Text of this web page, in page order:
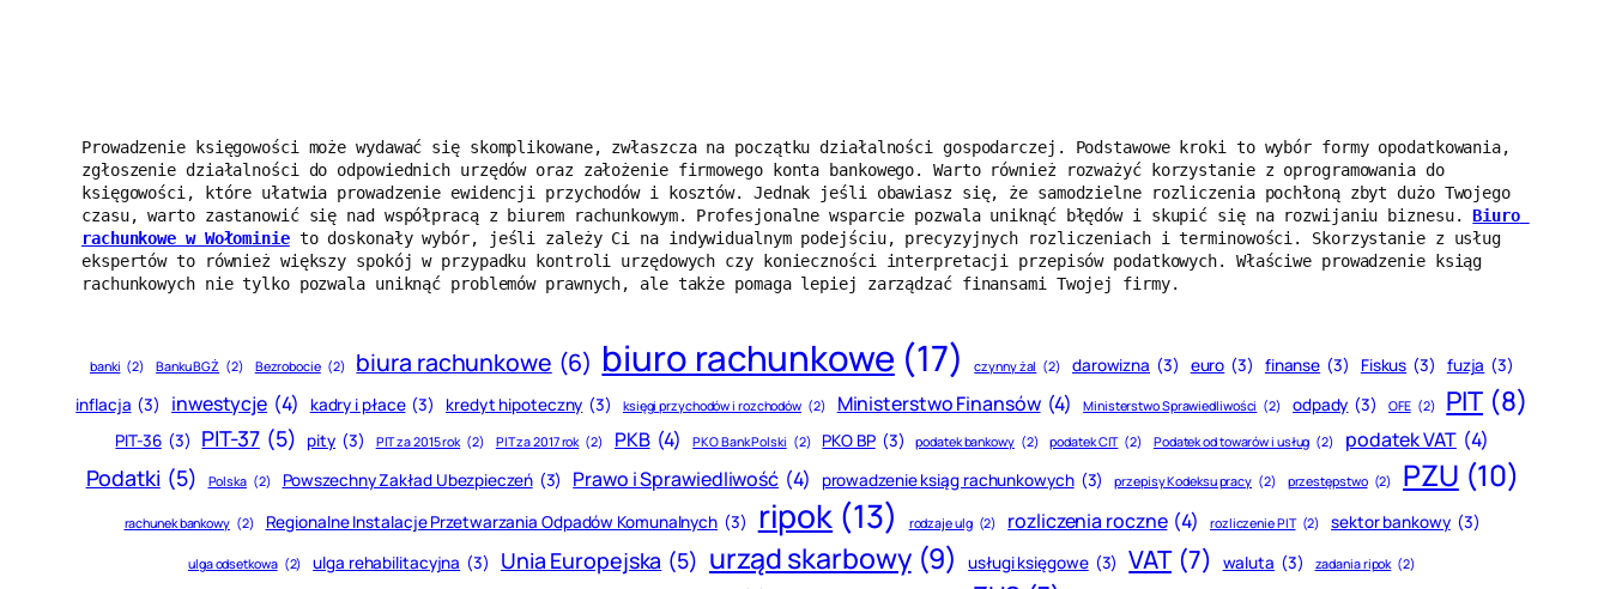
Prowadzenie księgowości może wydawać się skomplikowane, zwłaszcza na początku działalności gospodarczej. Podstawowe kroki to wybór formy opodatkowania,
zgłoszenie działalności do odpowiednich urzędów oraz założenie firmowego konta bankowego. Warto również rozważyć korzystanie z oprogramowania do
księgowości, które ułatwia prowadzenie ewidencji przychodów i kosztów. Jednak jeśli obawiasz się, że samodzielne rozliczenia pochłoną zbyt dużo Twojego
czasu, warto zastanowić się nad współpracą z biurem rachunkowym. Profesjonalne wsparcie pozwala uniknąć błędów i skupić się na rozwijaniu biznesu. Biuro
rachunkowe w Wołominie to doskonały wybór, jeśli zależy Ci na indywidualnym podejściu, precyzyjnych rozliczeniach i terminowości. Skorzystanie z usług
ekspertów to również większy spokój w przypadku kontroli urzędowych czy konieczności interpretacji przepisów podatkowych. Właściwe prowadzenie ksiąg
rachunkowych nie tylko pozwala uniknąć problemów prawnych, ale także pomaga lepiej zarządzać finansami Twojej firmy.
banki (2) Banku BGŻ (2) Bezrobocie (2) biura rachunkowe (6) biuro rachunkowe (17) czynny żal (2) darowizna (3) euro (3) finanse (3) Fiskus (3) fuzja (3)
inflacja (3) inwestycje (4) kadry i płace (3) kredyt hipoteczny (3) księgi przychodów i rozchodów (2) Ministerstwo Finansów (4) Ministerstwo Sprawiedliwości (2) odpady (3) OFE (2) PIT (8)
PIT-36 (3) PIT-37 (5) pity (3) PIT za 2015 rok (2) PIT za 2017 rok (2) PKB (4) PKO Bank Polski (2) PKO BP (3) podatek bankowy (2) podatek CIT (2) Podatek od towarów i usług (2) podatek VAT (4)
Podatki (5) Polska (2) Powszechny Zakład Ubezpieczeń (3) Prawo i Sprawiedliwość (4) prowadzenie ksiąg rachunkowych (3) przepisy Kodeksu pracy (2) przestępstwo (2) PZU (10)
rachunek bankowy (2) Regionalne Instalacje Przetwarzania Odpadów Komunalnych (3) ripok (13) rodzaje ulg (2) rozliczenia roczne (4) rozliczenie PIT (2) sektor bankowy (3)
ulga odsetkowa (2) ulga rehabilitacyjna (3) Unia Europejska (5) urząd skarbowy (9) usługi księgowe (3) VAT (7) waluta (3) zadania ripok (2)